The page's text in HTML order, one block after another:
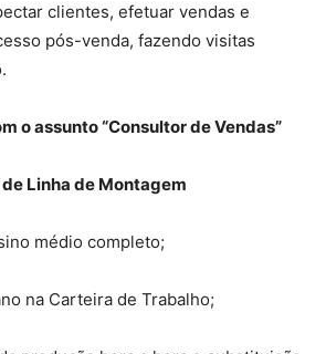
clientes, efetuar vendas e
pós-venda, fazendo visitas
o assunto “Consultor de Vendas”
Linha de Montagem
médio completo;
na Carteira de Trabalho;